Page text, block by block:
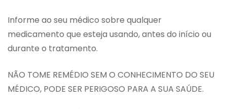
Informe ao seu médico sobre qualquer
medicamento que esteja usando, antes do início ou
durante o tratamento.
NÃO TOME REMÉDIO SEM O CONHECIMENTO DO SEU
MÉDICO, PODE SER PERIGOSO PARA A SUA SAÚDE.